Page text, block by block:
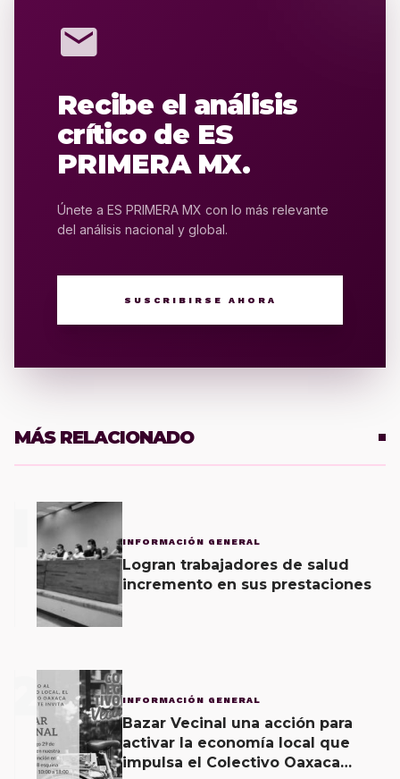
mail
Recibe el análisis
crítico de ES
PRIMERA MX.
Únete a ES PRIMERA MX con lo más relevante
del análisis nacional y global.
SUSCRIBIRSE AHORA
MÁS RELACIONADO
INFORMACIÓN GENERAL
Logran trabajadores de salud
incremento en sus prestaciones
2 INFORMACIÓN GENERAL
Bazar Vecinal una acción para
activar la economía local que
impulsa el Colectivo Oaxaca